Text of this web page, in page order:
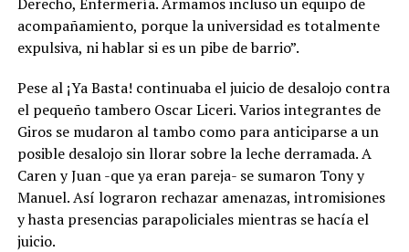
acompañamiento, porque la universidad es totalmente
expulsiva, ni hablar si es un pibe de barrio”.
Pese al ¡Ya Basta! continuaba el juicio de desalojo contra
el pequeño tambero Oscar Liceri. Varios integrantes de
Giros se mudaron al tambo como para anticiparse a un
posible desalojo sin llorar sobre la leche derramada. A
Caren y Juan -que ya eran pareja- se sumaron Tony y
Manuel. Así lograron rechazar amenazas, intromisiones
y hasta presencias parapoliciales mientras se hacía el
juicio.